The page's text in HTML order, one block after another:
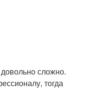
сложно.
тогда